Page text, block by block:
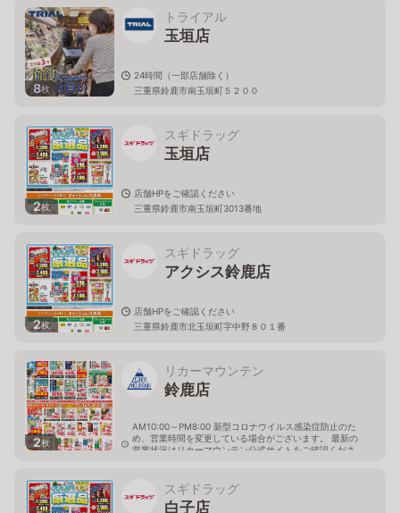
8枚
トライアル
玉垣店
24時間（一部店舗除く）
三重県鈴鹿市南玉垣町５２００
2枚
スギドラッグ
玉垣店
店舗HPをご確認ください
三重県鈴鹿市南玉垣町3013番地
2枚
スギドラッグ
アクシス鈴鹿店
店舗HPをご確認ください
三重県鈴鹿市北玉垣町字中野８０１番
2枚
リカーマウンテン
鈴鹿店
AM10:00～PM8:00 新型コロナウイルス感染症防止のた
め、営業時間を変更している場合がございます。 最新の
営業状況はリカーマウンテン公式サイトをご確認くださ
スギドラッグ
白子店